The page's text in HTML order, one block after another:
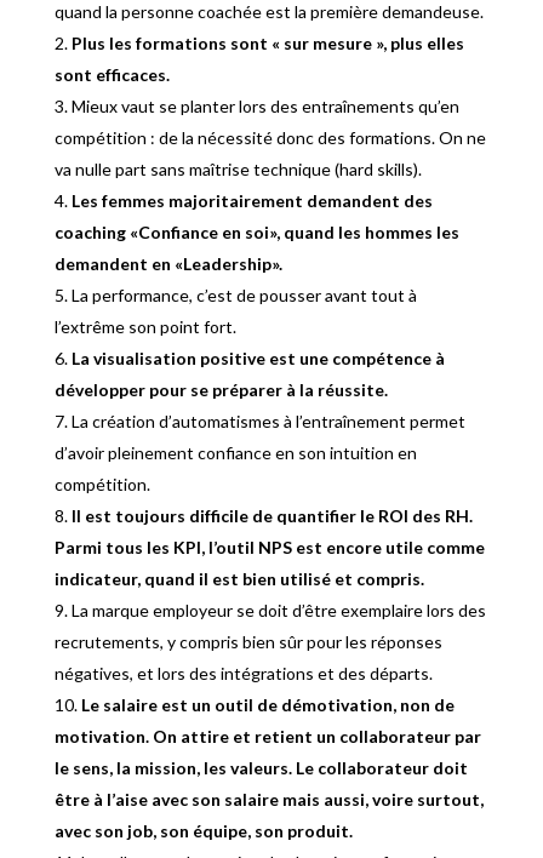
quand la personne coachée est la première demandeuse.
Plus les formations sont « sur mesure », plus elles
sont efficaces.
Mieux vaut se planter lors des entraînements qu’en
compétition : de la nécessité donc des formations. On ne
va nulle part sans maîtrise technique (hard skills).
Les femmes majoritairement demandent des
coaching «Confiance en soi», quand les hommes les
demandent en «Leadership».
La performance, c’est de pousser avant tout à
l’extrême son point fort.
La visualisation positive est une compétence à
développer pour se préparer à la réussite.
La création d’automatismes à l’entraînement permet
d’avoir pleinement confiance en son intuition en
compétition.
Il est toujours difficile de quantifier le ROI des RH.
Parmi tous les KPI, l’outil NPS est encore utile comme
indicateur, quand il est bien utilisé et compris.
La marque employeur se doit d’être exemplaire lors des
recrutements, y compris bien sûr pour les réponses
négatives, et lors des intégrations et des départs.
Le salaire est un outil de démotivation, non de
motivation. On attire et retient un collaborateur par
le sens, la mission, les valeurs. Le collaborateur doit
être à l’aise avec son salaire mais aussi, voire surtout,
avec son job, son équipe, son produit.